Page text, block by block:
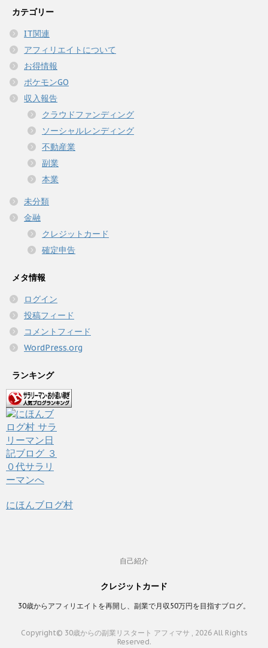
カテゴリー
IT関連
アフィリエイトについて
お得情報
ポケモンGO
収入報告
クラウドファンディング
ソーシャルレンディング
不動産業
副業
本業
未分類
金融
クレジットカード
確定申告
メタ情報
ログイン
投稿フィード
コメントフィード
WordPress.org
ランキング
にほんブログ村
自己紹介
クレジットカード
30歳からアフィリエイトを再開し、副業で月収50万円を目指すブログ。
Copyright© 30歳からの副業リスタート アフィマサ , 2026 All Rights
Reserved.